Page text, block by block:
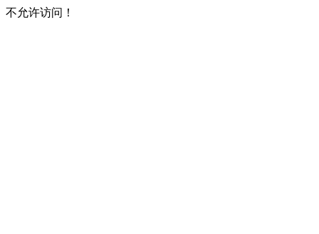
不允许访问！